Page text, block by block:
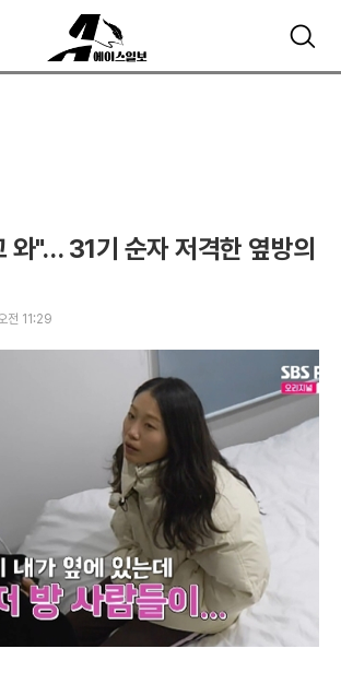
검
색
와"… 31기 순자 저격한 옆방의
전 11:29